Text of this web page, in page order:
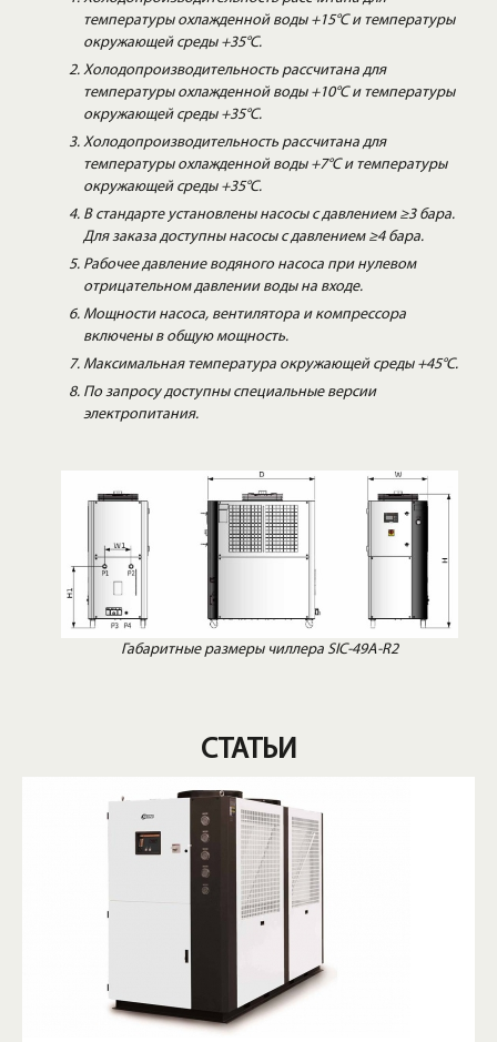
температуры охлажденной воды +15°C и температуры
окружающей среды +35°C.
Холодопроизводительность рассчитана для
температуры охлажденной воды +10°C и температуры
окружающей среды +35°C.
Холодопроизводительность рассчитана для
температуры охлажденной воды +7°C и температуры
окружающей среды +35°C.
В стандарте установлены насосы с давлением ≥3 бара.
Для заказа доступны насосы с давлением ≥4 бара.
Рабочее давление водяного насоса при нулевом
отрицательном давлении воды на входе.
Мощности насоса, вентилятора и компрессора
включены в общую мощность.
Максимальная температура окружающей среды +45°C.
По запросу доступны специальные версии
электропитания.
Габаритные размеры чиллера SIC-49A-R2
СТАТЬИ